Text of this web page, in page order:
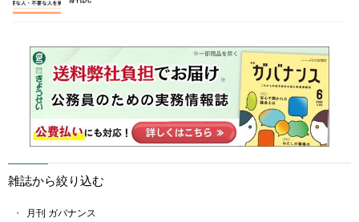
雑誌から絞り込む
月刊 ガバナンス